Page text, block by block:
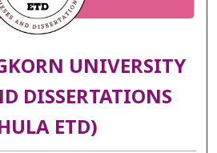
UNIVERSITY
DISSERTATIONS
ETD)